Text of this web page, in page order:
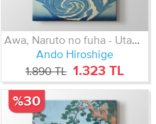
Ando Hiroshige
1.890 TL 1.323 TL
%30